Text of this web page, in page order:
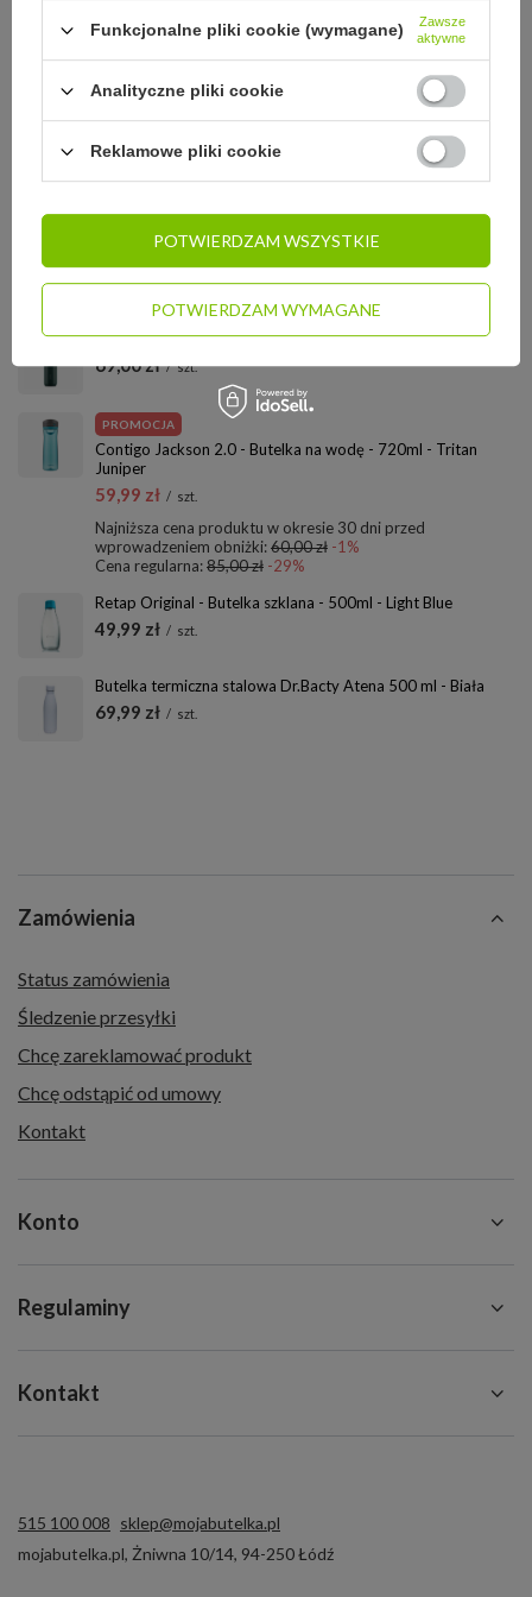
STREFA REKOMENDACJI
ZOBACZ RÓWNIEŻ:
Butelka termiczna Ragsy Basic 500ml - Deep Forest
69,00 zł / szt.
PROMOCJA
Contigo Jackson 2.0 - Butelka na wodę - 720ml - Tritan
Juniper
59,99 zł / szt.
Najniższa cena produktu w okresie 30 dni przed
wprowadzeniem obniżki:60,00 zł -1%
Cena regularna:85,00 zł -29%
Retap Original - Butelka szklana - 500ml - Light Blue
49,99 zł / szt.
Butelka termiczna stalowa Dr.Bacty Atena 500 ml - Biała
69,99 zł / szt.
Zamówienia
Status zamówienia
Śledzenie przesyłki
Chcę zareklamować produkt
Chcę odstąpić od umowy
Kontakt
Konto
Regulaminy
Kontakt
515 100 008 sklep@mojabutelka.pl
mojabutelka.pl, Żniwna 10/14, 94-250Łódź
Funkcjonalne pliki cookie (wymagane)
Zawsze
aktywne
Analityczne pliki cookie
Reklamowe pliki cookie
POTWIERDZAM WYMAGANE
POTWIERDZAM WSZYSTKIE